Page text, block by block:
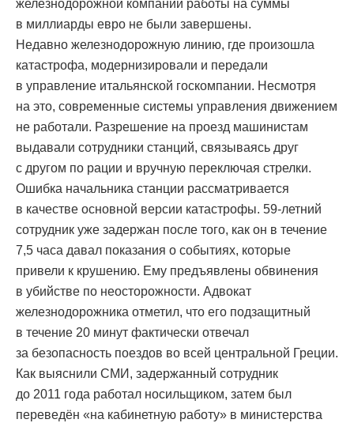
железнодорожной компании работы на суммы
в миллиарды евро не были завершены.
Недавно железнодорожную линию, где произошла
катастрофа, модернизировали и передали
в управление итальянской госкомпании. Несмотря
на это, современные системы управления движением
не работали. Разрешение на проезд машинистам
выдавали сотрудники станций, связываясь друг
с другом по рации и вручную переключая стрелки.
Ошибка начальника станции рассматривается
в качестве основной версии катастрофы. 59-летний
сотрудник уже задержан после того, как он в течение
7,5 часа давал показания о событиях, которые
привели к крушению. Ему предъявлены обвинения
в убийстве по неосторожности. Адвокат
железнодорожника отметил, что его подзащитный
в течение 20 минут фактически отвечал
за безопасность поездов во всей центральной Греции.
Как выяснили СМИ, задержанный сотрудник
до 2011 года работал носильщиком, затем был
переведён «на кабинетную работу» в министерства